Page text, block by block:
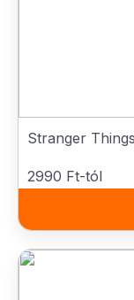
Stranger
2990 Ft-tól